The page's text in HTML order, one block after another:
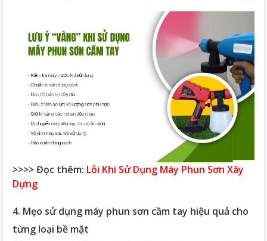
>>>> Đọc thêm: Lỗi Khi Sử Dụng Máy Phun Sơn Xây
Dựng
4. Mẹo sử dụng máy phun sơn cầm tay hiệu quả cho
từng loại bề mặt